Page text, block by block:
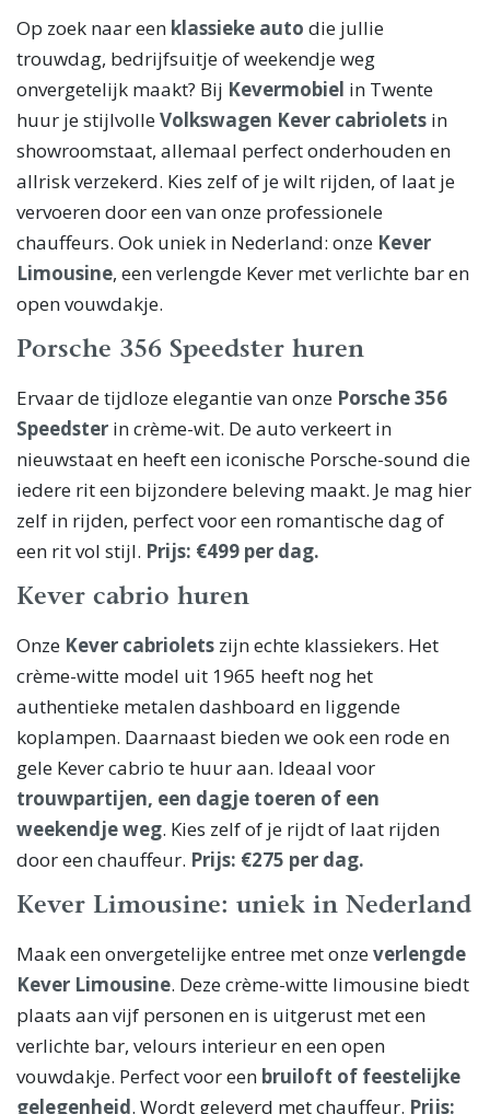
Op zoek naar een klassieke auto die jullie
trouwdag, bedrijfsuitje of weekendje weg
onvergetelijk maakt? Bij Kevermobiel in Twente
huur je stijlvolleVolkswagen Kever cabriolets in
showroomstaat, allemaal perfect onderhouden en
allrisk verzekerd. Kies zelf of je wilt rijden, of laat je
vervoeren door een van onze professionele
chauffeurs. Ook uniek in Nederland: onze Kever
Limousine, een verlengde Kever met verlichte bar en
open vouwdakje.
Porsche 356 Speedster huren
Ervaar de tijdloze elegantie van onze Porsche 356
Speedster in crème-wit. De auto verkeert in
nieuwstaat en heeft een iconische Porsche-sound die
iedere rit een bijzondere beleving maakt. Je mag hier
zelf in rijden, perfect voor een romantische dag of
een rit vol stijl. Prijs: €499 per dag.
Kever cabrio huren
Onze Kever cabriolets zijn echte klassiekers. Het
crème-witte model uit 1965 heeft nog het
authentieke metalen dashboard en liggende
koplampen. Daarnaast bieden we ook een rode en
gele Kever cabrio te huur aan. Ideaal voor
trouwpartijen, een dagje toeren of een
weekendje weg. Kies zelf of je rijdt of laat rijden
door een chauffeur. Prijs: €275 per dag.
Kever Limousine: uniek in Nederland
Maak een onvergetelijke entree met onzeverlengde
Kever Limousine. Deze crème-witte limousine biedt
plaats aan vijf personen en is uitgerust met een
verlichte bar, velours interieur en een open
vouwdakje. Perfect voor een bruiloft of feestelijke
gelegenheid. Wordt geleverd met chauffeur. Prijs: